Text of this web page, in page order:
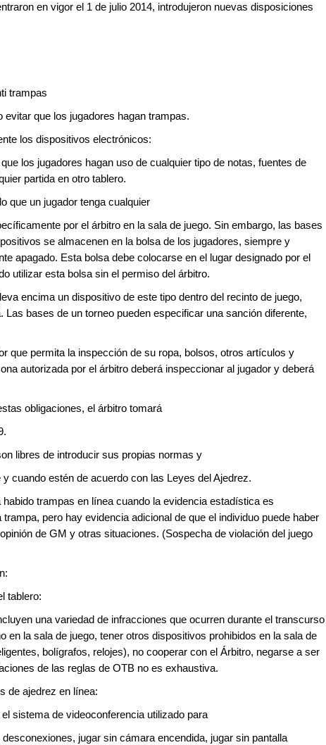
en vigor el 1 de julio 2014, introdujeron nuevas disposiciones
trampas
que los jugadores hagan trampas.
los dispositivos electrónicos:
los jugadores hagan uso de cualquier tipo de notas, fuentes de
partida en otro tablero.
que un jugador tenga cualquier
por el árbitro en la sala de juego. Sin embargo, las bases
se almacenen en la bolsa de los jugadores, siempre y
apagado. Esta bolsa debe colocarse en el lugar designado por el
utilizar esta bolsa sin el permiso del árbitro.
encima un dispositivo de este tipo dentro del recinto de juego,
Las bases de un torneo pueden especificar una sanción diferente,
que permita la inspección de su ropa, bolsos, otros artículos y
autorizada por el árbitro deberá inspeccionar al jugador y deberá
obligaciones, el árbitro tomará
libres de introducir sus propias normas y
cuando estén de acuerdo con las Leyes del Ajedrez.
trampas en línea cuando la evidencia estadística es
pero hay evidencia adicional de que el individuo puede haber
de GM y otras situaciones. (Sospecha de violación del juego
tablero:
una variedad de infracciones que ocurren durante el transcurso
en la sala de juego, tener otros dispositivos prohibidos en la sala de
bolígrafos, relojes), no cooperar con el Árbitro, negarse a ser
de las reglas de OTB no es exhaustiva.
de ajedrez en línea:
sistema de videoconferencia utilizado para
jugar sin cámara encendida, jugar sin pantalla